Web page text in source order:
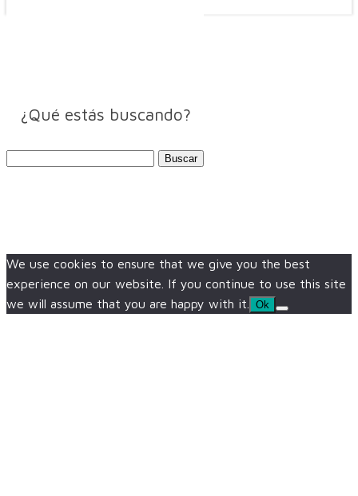
¿Qué estás buscando?
We use cookies to ensure that we give you the best
experience on our website. If you continue to use this site
we will assume that you are happy with it.
Ok